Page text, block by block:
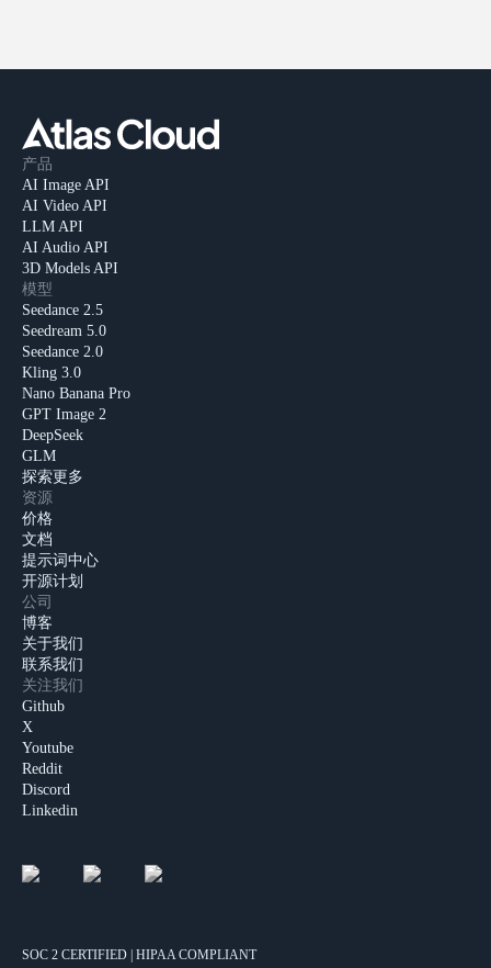
产品
AI Image API
AI Video API
LLM API
AI Audio API
3D Models API
模型
Seedance 2.5
Seedream 5.0
Seedance 2.0
Kling 3.0
Nano Banana Pro
GPT Image 2
DeepSeek
GLM
探索更多
资源
价格
文档
提示词中心
开源计划
公司
博客
关于我们
联系我们
关注我们
Github
X
Youtube
Reddit
Discord
Linkedin
SOC 2 CERTIFIED | HIPAA COMPLIANT